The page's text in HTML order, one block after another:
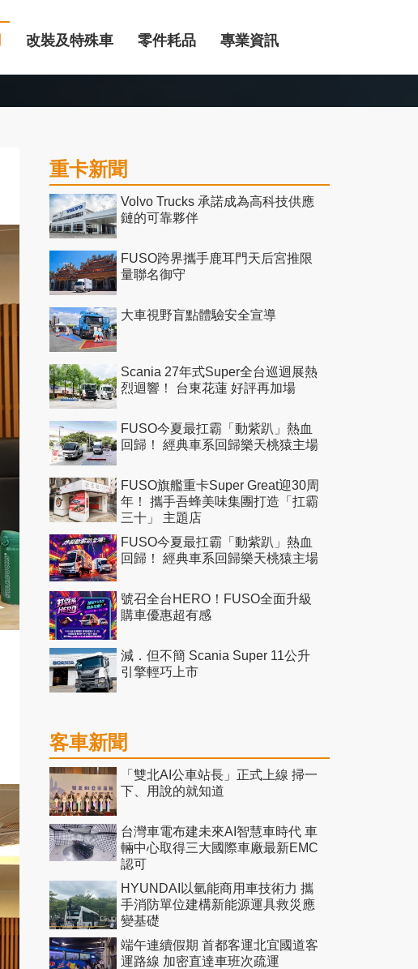
改裝及特殊車 零件耗品 專業資訊
重卡新聞
Volvo Trucks 承諾成為高科技供應
鏈的可靠夥伴
FUSO跨界攜手鹿耳門天后宮推限
量聯名御守
大車視野盲點體驗安全宣導
Scania 27年式Super全台巡迴展熱
烈迴響！ 台東花蓮 好評再加場
FUSO今夏最扛霸「動紫趴」熱血
回歸！ 經典車系回歸樂天桃猿主場
FUSO旗艦重卡Super Great迎30周
年！ 攜手吾蜂美味集團打造「扛霸
三十」 主題店
FUSO今夏最扛霸「動紫趴」熱血
回歸！ 經典車系回歸樂天桃猿主場
號召全台HERO！FUSO全面升級
購車優惠超有感
減．但不簡 Scania Super 11公升
引擎輕巧上市
客車新聞
「雙北AI公車站長」正式上線 掃一
下、用說的就知道
台灣車電布建未來AI智慧車時代 車
輛中心取得三大國際車廠最新EMC
認可
HYUNDAI以氫能商用車技術力 攜
手消防單位建構新能源運具救災應
變基礎
端午連續假期 首都客運北宜國道客
運路線 加密直達車班次疏運